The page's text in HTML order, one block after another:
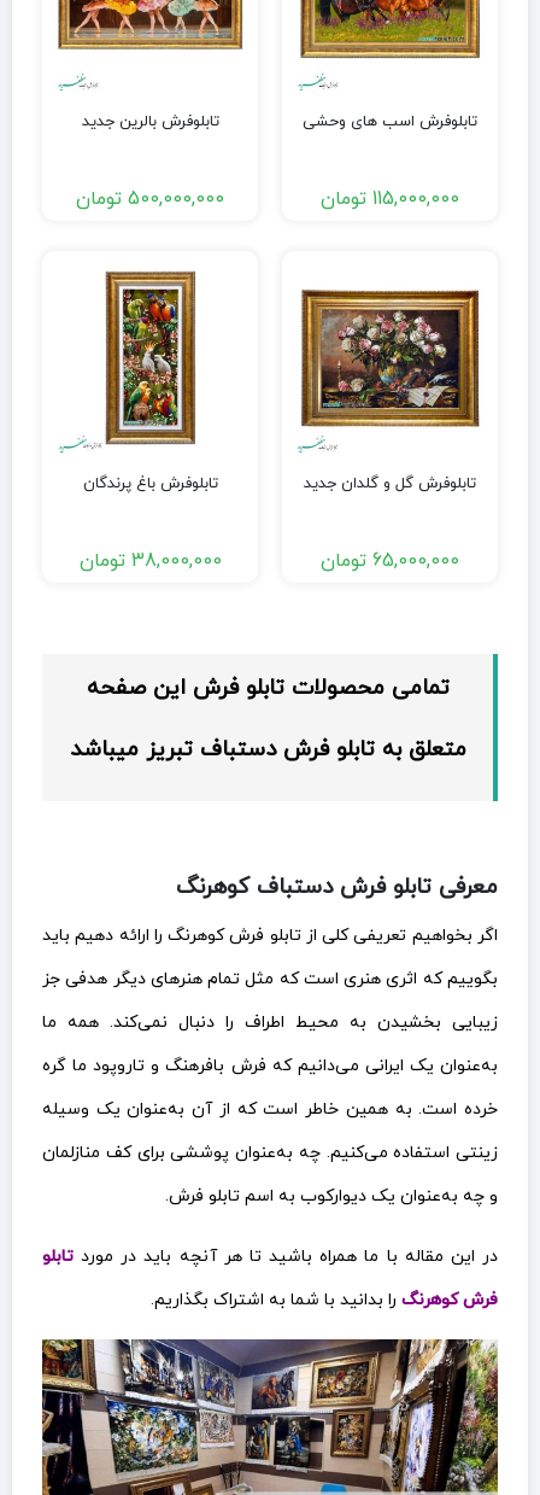
تابلوفرش اسب های وحشی
115,000,000 تومان
تابلوفرش بالرین جدید
500,000,000 تومان
تابلوفرش گل و گلدان جدید
65,000,000 تومان
تابلوفرش باغ پرندگان
38,000,000 تومان
تمامی محصولات تابلو فرش این صفحه
متعلق به تابلو فرش دستباف تبریز میباشد
معرفی تابلو فرش دستباف کوهرنگ
اگر بخواهیم تعریفی کلی از تابلو فرش کوهرنگ را ارائه دهیم باید
بگوییم که اثری هنری است که مثل تمام هنرهای دیگر هدفی جز
زیبایی بخشیدن به محیط اطراف را دنبال نمی‌کند. همه ما
به‌عنوان یک ایرانی می‌دانیم که فرش بافرهنگ و تاروپود ما گره
خرده است. به همین خاطر است که از آن به‌عنوان یک وسیله
زینتی استفاده می‌کنیم. چه به‌عنوان پوششی برای کف منازلمان
و چه به‌عنوان یک دیوارکوب به اسم تابلو فرش.
در این مقاله با ما همراه باشید تا هر آنچه باید در مورد تابلو
فرش کوهرنگ را بدانید با شما به اشتراک بگذاریم.